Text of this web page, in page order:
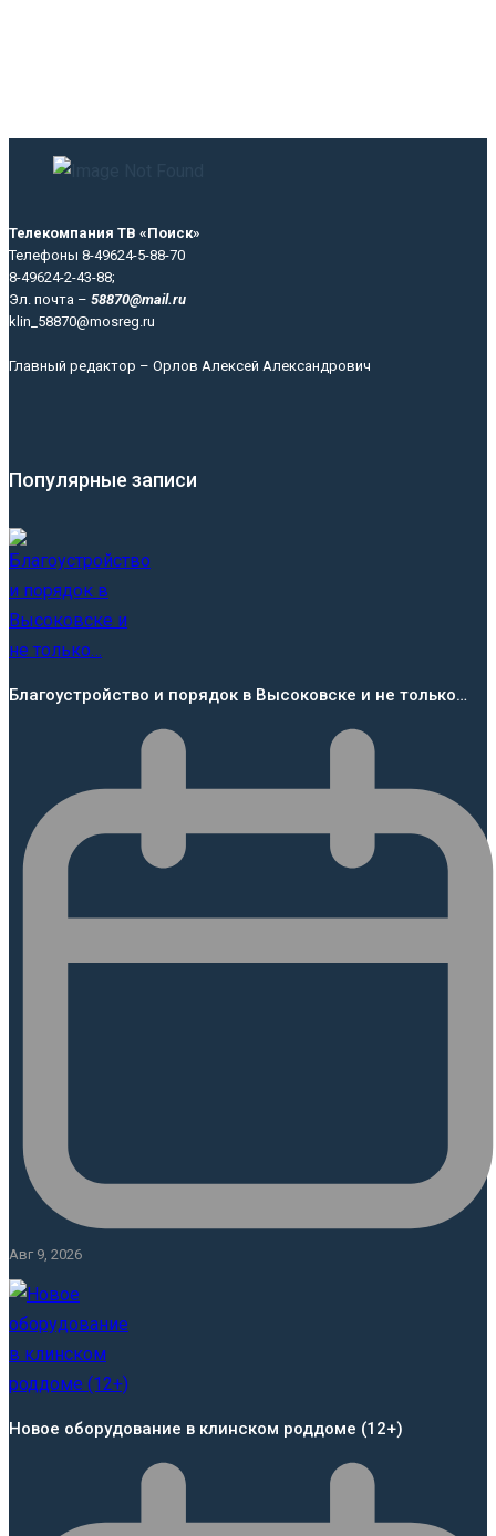
Телекомпания ТВ «Поиск»
Телефоны 8-49624-5-88-70
8-49624-2-43-88;
Эл. почта – 58870@mail.ru
klin_58870@mosreg.ru
Главный редактор – Орлов Алексей Александрович
Популярные записи
Благоустройство и порядок в Высоковске и не только…
Авг 9, 2026
Новое оборудование в клинском роддоме (12+)